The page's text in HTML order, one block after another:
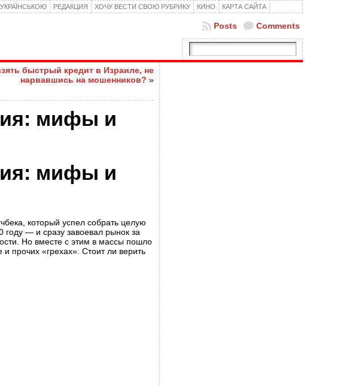
РЕДАКЦИЯ ХОЧУ ВЕСТИ СВОЮ РУБРИКУ КИНО КАРТА САЙТА
Comments
Posts
быстрый кредит в Израиле, не
нарвавшись на мошенников? »
мифы и
мифы и
который успел собрать целую
году — и сразу завоевал рынок за
Но вместе с этим в массы пошло
прочих «грехах». Стоит ли верить